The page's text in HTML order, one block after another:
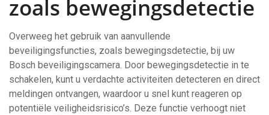
zoals bewegingsdetectie
Overweeg het gebruik van aanvullende
beveiligingsfuncties, zoals bewegingsdetectie, bij uw
Bosch beveiligingscamera. Door bewegingsdetectie in te
schakelen, kunt u verdachte activiteiten detecteren en direct
meldingen ontvangen, waardoor u snel kunt reageren op
potentiële veiligheidsrisico’s. Deze functie verhoogt niet